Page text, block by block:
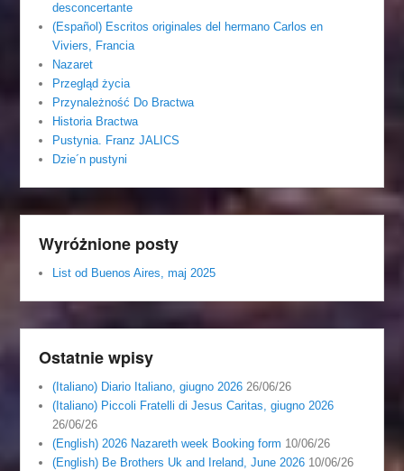
desconcertante
(Español) Escritos originales del hermano Carlos en
Viviers, Francia
Nazaret
Przegląd życia
Przynależność Do Bractwa
Historia Bractwa
Pustynia. Franz JALICS
Dzie´n pustyni
Wyróżnione posty
List od Buenos Aires, maj 2025
Ostatnie wpisy
(Italiano) Diario Italiano, giugno 2026 26/06/26
(Italiano) Piccoli Fratelli di Jesus Caritas, giugno 2026
26/06/26
(English) 2026 Nazareth week Booking form 10/06/26
(English) Be Brothers Uk and Ireland, June 2026 10/06/26